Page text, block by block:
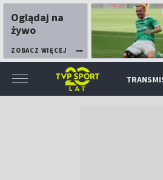
Oglądaj na
żywo
ZOBACZ WIĘCEJ